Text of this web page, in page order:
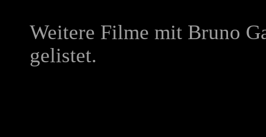
Weitere Filme mit Bruno
gelistet.